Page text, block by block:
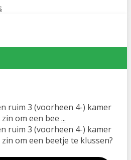
ruim 3 (voorheen 4-) kamer
om een bee ...
ruim 3 (voorheen 4-) kamer
om een beetje te klussen?